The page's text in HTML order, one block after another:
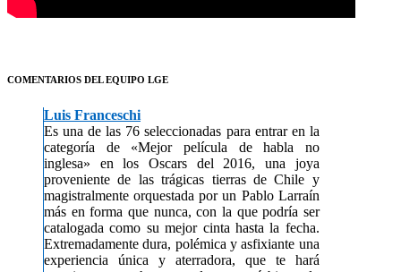
COMENTARIOS DEL EQUIPO LGE
Luis Franceschi
Es una de las 76 seleccionadas para entrar en la
categoría de «Mejor película de habla no
inglesa» en los Oscars del 2016, una joya
proveniente de las trágicas tierras de Chile y
magistralmente orquestada por un Pablo Larraín
más en forma que nunca, con la que podría ser
catalogada como su mejor cinta hasta la fecha.
Extremadamente dura, polémica y asfixiante una
experiencia única y aterradora, que te hará